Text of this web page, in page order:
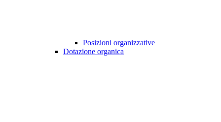
Posizioni organizzative
Dotazione organica